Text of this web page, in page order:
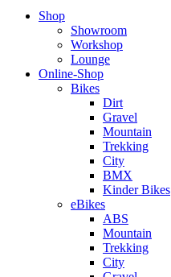
Shop
Showroom
Workshop
Lounge
Online-Shop
Bikes
Dirt
Gravel
Mountain
Trekking
City
BMX
Kinder Bikes
eBikes
ABS
Mountain
Trekking
City